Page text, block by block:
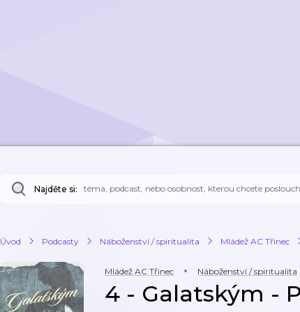
Najděte si:
Úvod Podcasty Náboženství / spiritualita Mládež AC Třinec
Mládež AC Třinec Náboženství / spiritualita
4 - Galatským -